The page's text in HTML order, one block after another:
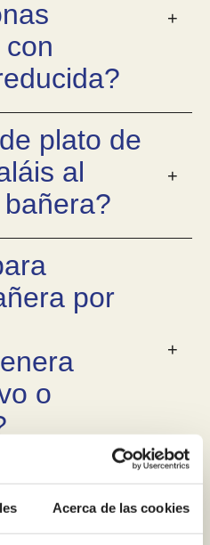
Acerca de las cookies
plato de
al
por
o
bañera